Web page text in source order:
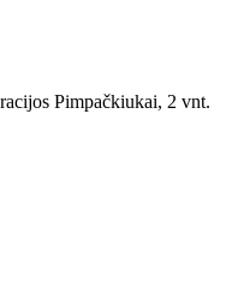
Pimpačkiukai, 2 vnt.